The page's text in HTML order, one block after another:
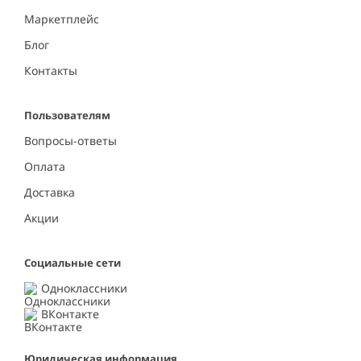
Маркетплейс
Блог
Контакты
Пользователям
Вопросы-ответы
Оплата
Доставка
Акции
Социальные сети
Одноклассники
ВКонтакте